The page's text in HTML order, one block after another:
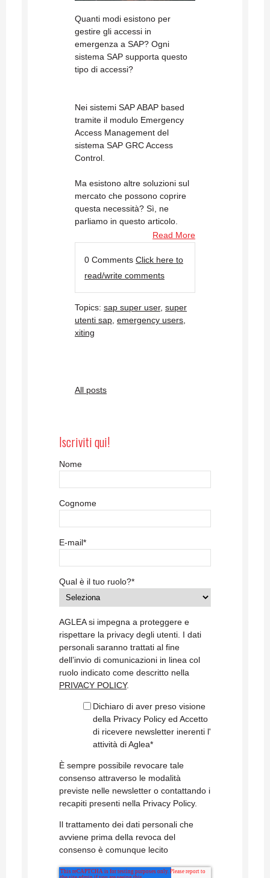
Quanti modi esistono per
gestire gli accessi in
emergenza a SAP? Ogni
sistema SAP supporta questo
tipo di accessi?
Nei sistemi SAP ABAP based
tramite il modulo Emergency
Access Management del
sistema SAP GRC Access
Control.
Ma esistono altre soluzioni sul
mercato che possono coprire
questa necessità? Sì, ne
parliamo in questo articolo.
Read More
0 Comments Click here to
read/write comments
Topics: sap super user, super
utenti sap, emergency users,
xiting
All posts
Iscriviti qui!
Nome
Cognome
E-mail*
Qual è il tuo ruolo?*
AGLEA si impegna a proteggere e
rispettare la privacy degli utenti. I dati
personali saranno trattati al fine
dell’invio di comunicazioni in linea col
ruolo indicato come descritto nella
PRIVACY POLICY.
Dichiaro di aver preso visione
della Privacy Policy ed Accetto
di ricevere newsletter inerenti l'
attività di Aglea*
È sempre possibile revocare tale
consenso attraverso le modalità
previste nelle newsletter o contattando i
recapiti presenti nella Privacy Policy.
Il trattamento dei dati personali che
avviene prima della revoca del
consenso è comunque lecito